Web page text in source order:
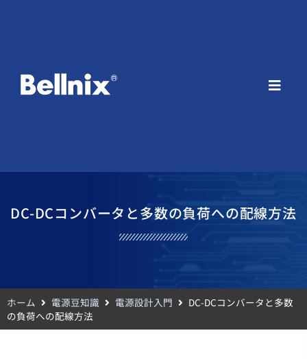
DC-DCコンバータと多数の負荷への配線方法
ホーム 電源豆知識 電源設計入門
DC-DCコンバータと多数
の負荷への配線方法